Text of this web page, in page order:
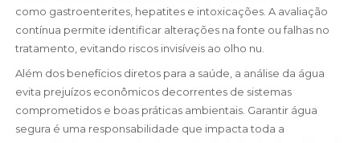
como gastroenterites, hepatites e intoxicações. A avaliação
contínua permite identificar alterações na fonte ou falhas no
tratamento, evitando riscos invisíveis ao olho nu.
Além dos benefícios diretos para a saúde, a análise da água
evita prejuízos econômicos decorrentes de sistemas
comprometidos e boas práticas ambientais. Garantir água
segura é uma responsabilidade que impacta toda a